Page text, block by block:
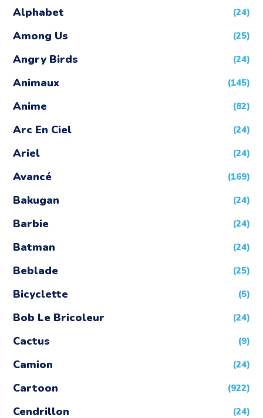
Alphabet (24)
Among Us (25)
Angry Birds (24)
Animaux (145)
Anime (82)
Arc En Ciel (24)
Ariel (24)
Avancé (169)
Bakugan (24)
Barbie (24)
Batman (24)
Beblade (25)
Bicyclette (5)
Bob Le Bricoleur (24)
Cactus (9)
Camion (24)
Cartoon (922)
Cendrillon (24)